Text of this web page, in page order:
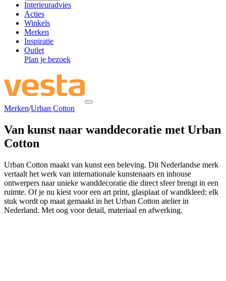
Interieuradvies
Acties
Winkels
Merken
Inspiratie
Outlet
Plan je bezoek
Merken/Urban Cotton
Van kunst naar wanddecoratie met Urban
Cotton
Urban Cotton maakt van kunst een beleving. Dit Nederlandse merk
vertaalt het werk van internationale kunstenaars en inhouse
ontwerpers naar unieke wanddecoratie die direct sfeer brengt in een
ruimte. Of je nu kiest voor een art print, glasplaat of wandkleed: elk
stuk wordt op maat gemaakt in het Urban Cotton atelier in
Nederland. Met oog voor detail, materiaal en afwerking.